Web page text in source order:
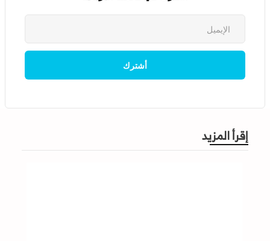
إقرأ المزيد